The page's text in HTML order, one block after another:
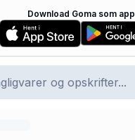
Download Goma som app